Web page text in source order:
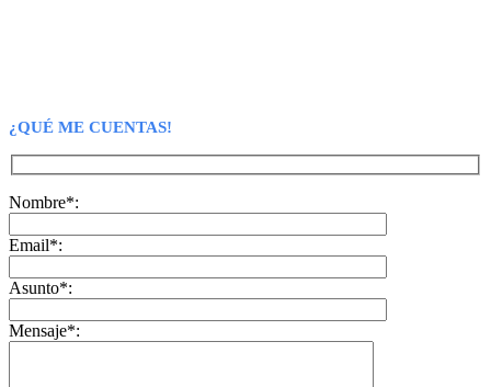
¿QUÉ ME CUENTAS!
Nombre*:
Email*:
Asunto*:
Mensaje*: